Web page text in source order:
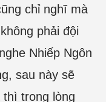
chỉ nghĩ mà
phải đội
Nhiếp Ngôn
sau này sẽ
thì trong lòng